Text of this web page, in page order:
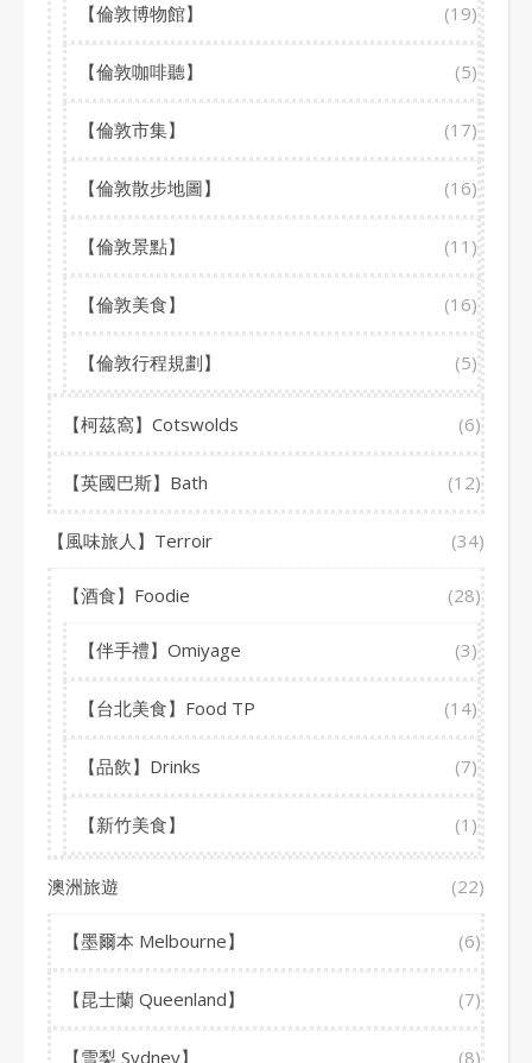
【倫敦博物館】 (19)
【倫敦咖啡聽】 (5)
【倫敦市集】 (17)
【倫敦散步地圖】 (16)
【倫敦景點】 (11)
【倫敦美食】 (16)
【倫敦行程規劃】 (5)
【柯茲窩】Cotswolds (6)
【英國巴斯】Bath (12)
【風味旅人】Terroir (34)
【酒食】Foodie (28)
【伴手禮】Omiyage (3)
【台北美食】Food TP (14)
【品飲】Drinks (7)
【新竹美食】 (1)
澳洲旅遊 (22)
【墨爾本 Melbourne】 (6)
【昆士蘭 Queenland】 (7)
【雪梨 Sydney】 (8)